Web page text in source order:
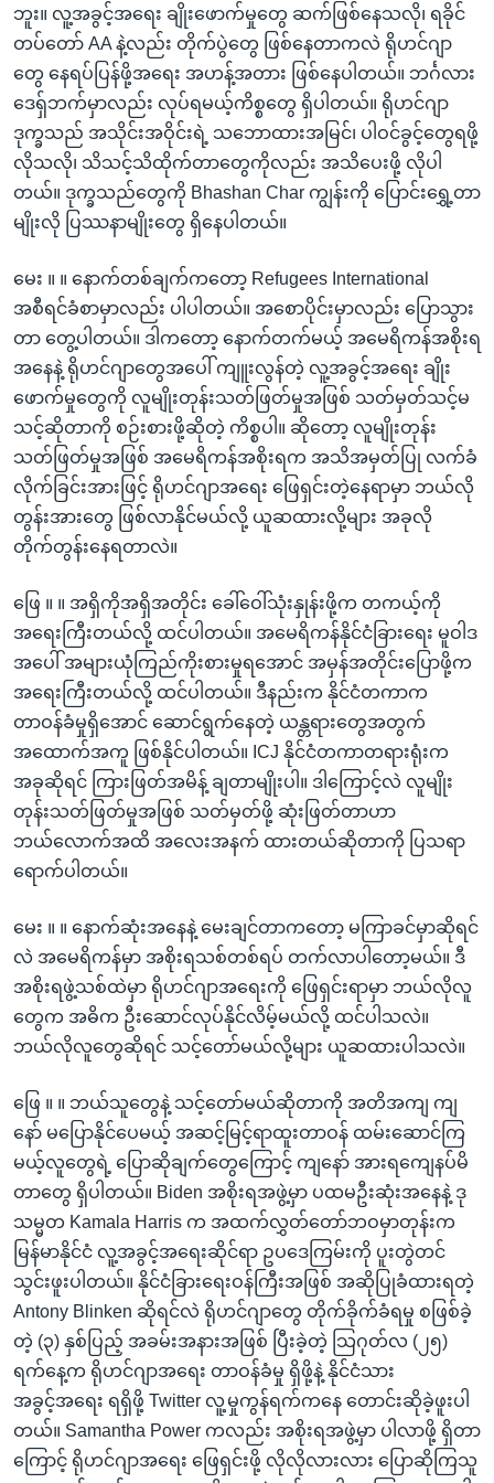
ဘူး။ လူ့အခွင့်အရေး ချိုးဖောက်မှုတွေ ဆက်ဖြစ်နေသလို၊ ရခိုင်
တပ်တော် AA နဲ့လည်း တိုက်ပွဲတွေ ဖြစ်နေတာကလဲ ရိုဟင်ဂျာ
တွေ နေရပ်ပြန်ဖို့အရေး အဟန့်အတား ဖြစ်နေပါတယ်။ ဘင်္ဂလား
ဒေရှ်ဘက်မှာလည်း လုပ်ရမယ့်ကိစ္စတွေ ရှိပါတယ်။ ရိုဟင်ဂျာ
ဒုက္ခသည် အသိုင်းအဝိုင်းရဲ့ သဘောထားအမြင်၊ ပါဝင်ခွင့်တွေရဖို့
လိုသလို၊ သိသင့်သိထိုက်တာတွေကိုလည်း အသိပေးဖို့ လိုပါ
တယ်။ ဒုက္ခသည်တွေကို Bhashan Char ကျွန်းကို ပြောင်းရွှေ့တာ
မျိုးလို ပြဿနာမျိုးတွေ ရှိနေပါတယ်။
မေး ။ ။ နောက်တစ်ချက်ကတော့ Refugees International
အစီရင်ခံစာမှာလည်း ပါပါတယ်။ အစောပိုင်းမှာလည်း ပြောသွား
တာ တွေ့ပါတယ်။ ဒါကတော့ နောက်တက်မယ့် အမေရိကန်အစိုးရ
အနေနဲ့ ရိုဟင်ဂျာတွေအပေါ် ကျူးလွန်တဲ့ လူ့အခွင့်အရေး ချိုး
ဖောက်မှုတွေကို လူမျိုးတုန်းသတ်ဖြတ်မှုအဖြစ် သတ်မှတ်သင့်မ
သင့်ဆိုတာကို စဉ်းစားဖို့ဆိုတဲ့ ကိစ္စပါ။ ဆိုတော့ လူမျိုးတုန်း
သတ်ဖြတ်မှုအဖြစ် အမေရိကန်အစိုးရက အသိအမှတ်ပြု လက်ခံ
လိုက်ခြင်းအားဖြင့် ရိုဟင်ဂျာအရေး ဖြေရှင်းတဲ့နေရာမှာ ဘယ်လို
တွန်းအားတွေ ဖြစ်လာနိုင်မယ်လို့ ယူဆထားလို့များ အခုလို
တိုက်တွန်းနေရတာလဲ။
ဖြေ ။ ။ အရှိကိုအရှိအတိုင်း ခေါ်ဝေါ်သုံးနှုန်းဖို့က တကယ့်ကို
အရေးကြီးတယ်လို့ ထင်ပါတယ်။ အမေရိကန်နိုင်ငံခြားရေး မူဝါဒ
အပေါ် အများယုံကြည်ကိုးစားမှုရအောင် အမှန်အတိုင်းပြောဖို့က
အရေးကြီးတယ်လို့ ထင်ပါတယ်။ ဒီနည်းက နိုင်ငံတကာက
တာဝန်ခံမှုရှိအောင် ဆောင်ရွက်နေတဲ့ ယန္တရားတွေအတွက်
အထောက်အကူ ဖြစ်နိုင်ပါတယ်။ ICJ နိုင်ငံတကာတရားရုံးက
အခုဆိုရင် ကြားဖြတ်အမိန့် ချတာမျိုးပါ။ ဒါကြောင့်လဲ လူမျိုး
တုန်းသတ်ဖြတ်မှုအဖြစ် သတ်မှတ်ဖို့ ဆုံးဖြတ်တာဟာ
ဘယ်လောက်အထိ အလေးအနက် ထားတယ်ဆိုတာကို ပြသရာ
ရောက်ပါတယ်။
မေး ။ ။ နောက်ဆုံးအနေနဲ့ မေးချင်တာကတော့ မကြာခင်မှာဆိုရင်
လဲ အမေရိကန်မှာ အစိုးရသစ်တစ်ရပ် တက်လာပါတော့မယ်။ ဒီ
အစိုးရဖွဲ့သစ်ထဲမှာ ရိုဟင်ဂျာအရေးကို ဖြေရှင်းရာမှာ ဘယ်လိုလူ
တွေက အဓိက ဦးဆောင်လုပ်နိုင်လိမ့်မယ်လို့ ထင်ပါသလဲ။
ဘယ်လိုလူတွေဆိုရင် သင့်တော်မယ်လို့များ ယူဆထားပါသလဲ။
ဖြေ ။ ။ ဘယ်သူတွေနဲ့ သင့်တော်မယ်ဆိုတာကို အတိအကျ ကျ
နော် မပြောနိုင်ပေမယ့် အဆင့်မြင့်ရာထူးတာဝန် ထမ်းဆောင်ကြ
မယ့်လူတွေရဲ့ ပြောဆိုချက်တွေကြောင့် ကျနော် အားရကျေနပ်မိ
တာတွေ ရှိပါတယ်။ Biden အစိုးရအဖွဲ့မှာ ပထမဦးဆုံးအနေနဲ့ ဒု
သမ္မတ Kamala Harris က အထက်လွှတ်တော်ဘဝမှာတုန်းက
မြန်မာနိုင်ငံ လူ့အခွင့်အရေးဆိုင်ရာ ဥပဒေကြမ်းကို ပူးတွဲတင်
သွင်းဖူးပါတယ်။ နိုင်ငံခြားရေးဝန်ကြီးအဖြစ် အဆိုပြုခံထားရတဲ့
Antony Blinken ဆိုရင်လဲ ရိုဟင်ဂျာတွေ တိုက်ခိုက်ခံရမှု စဖြစ်ခဲ့
တဲ့ (၃) နှစ်ပြည့် အခမ်းအနားအဖြစ် ပြီးခဲ့တဲ့ သြဂုတ်လ (၂၅)
ရက်နေ့က ရိုဟင်ဂျာအရေး တာဝန်ခံမှု ရှိဖို့နဲ့ နိုင်ငံသား
အခွင့်အရေး ရရှိဖို့ Twitter လူ့မှုကွန်ရက်ကနေ တောင်းဆိုခဲ့ဖူးပါ
တယ်။ Samantha Power ကလည်း အစိုးရအဖွဲ့မှာ ပါလာဖို့ ရှိတာ
ကြောင့် ရိုဟင်ဂျာအရေး ဖြေရှင်းဖို့ လိုလိုလားလား ပြောဆိုကြသူ